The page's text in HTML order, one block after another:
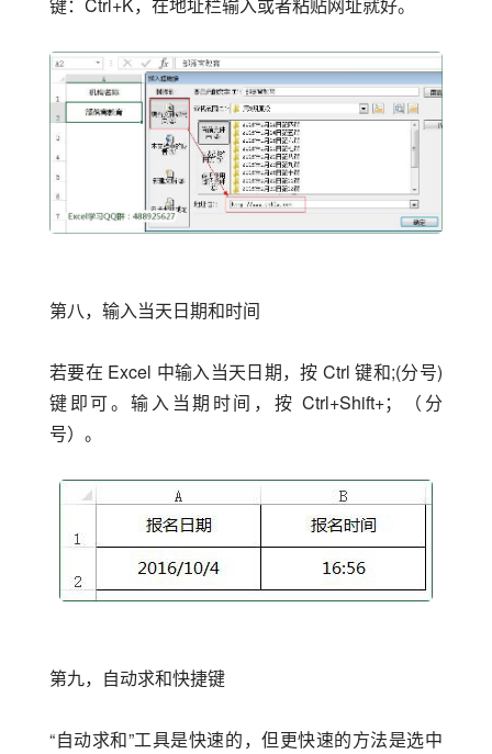
键：Ctrl+K，在地址栏输入或者粘贴网址就好。
第八，输入当天日期和时间
若要在 Excel 中输入当天日期，按 Ctrl 键和;(分号)
键即可。输入当期时间，按 Ctrl+Shift+；（分
号）。
第九，自动求和快捷键
“自动求和”工具是快速的，但更快速的方法是选中